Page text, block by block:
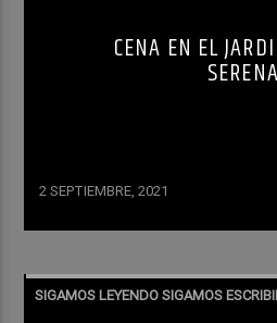
CENA EN EL
SERENA
2 SEPTIEMBRE, 2021
SIGAMOS LEYENDO SIGAMOS